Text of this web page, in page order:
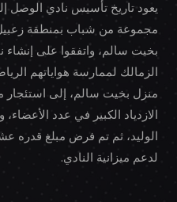
مجموعة من شباب بمنطقة
بخيت سالم، واتفقوا على
الزمالك لممارسة هواياتهم
منزل بخيت سالم، إلى استئجار
الازدياد الكبير في عدد الأعضاء،
الوليد، ثم تم فرض مبلغ قدره
لدعم ميزانية النادي.